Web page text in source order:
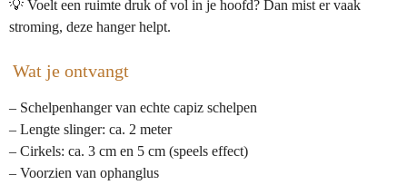
💡 Voelt een ruimte druk of vol in je hoofd? Dan mist er vaak
stroming, deze hanger helpt.
Wat je ontvangt
– Schelpenhanger van echte capiz schelpen
– Lengte slinger: ca. 2 meter
– Cirkels: ca. 3 cm en 5 cm (speels effect)
– Voorzien van ophanglus